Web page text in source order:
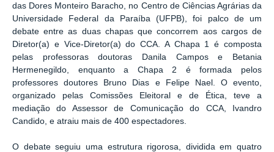
das Dores Monteiro Baracho, no Centro de Ciências Agrárias da
Universidade Federal da Paraíba (UFPB), foi palco de um
debate entre as duas chapas que concorrem aos cargos de
Diretor(a) e Vice-Diretor(a) do CCA. A Chapa 1 é composta
pelas professoras doutoras Danila Campos e Betania
Hermenegildo, enquanto a Chapa 2 é formada pelos
professores doutores Bruno Dias e Felipe Nael. O evento,
organizado pelas Comissões Eleitoral e de Ética, teve a
mediação do Assessor de Comunicação do CCA, Ivandro
Candido, e atraiu mais de 400 espectadores.
O debate seguiu uma estrutura rigorosa, dividida em quatro